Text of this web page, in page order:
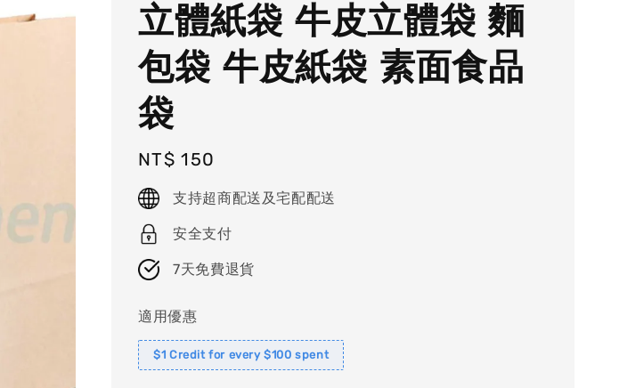
立體紙袋 牛皮立體袋 麵
包袋 牛皮紙袋 素面食品
袋
Regular
price
NT$ 150
支持超商配送及宅配配送
安全支付
7天免費退貨
適用優惠
$1 Credit for every $100 spent